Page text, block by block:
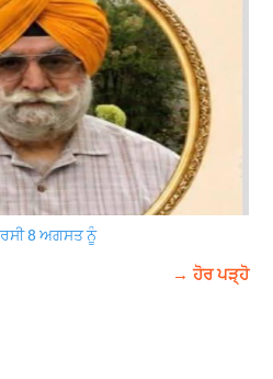
8 ਅਗਸਤ ਨੂੰ
→ ਹੋਰ ਪੜ੍ਹੋ